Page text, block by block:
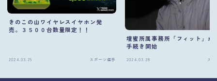
きのこの山ワイヤレスイヤホン発
売。３５００台数量限定！！
2024.03.25 スポーツ選手
壇蜜所属事務所「フィット」が
手続き開始
2024.03.28 ス